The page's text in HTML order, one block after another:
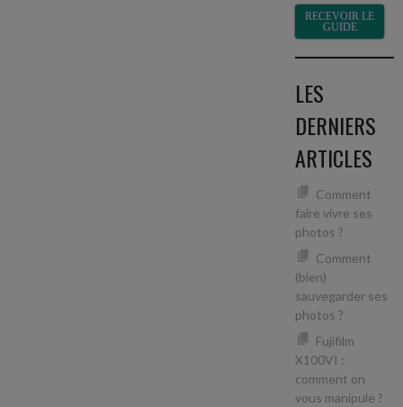
RECEVOIR LE
GUIDE
LES
DERNIERS
ARTICLES
Comment
faire vivre ses
photos ?
Comment
(bien)
sauvegarder ses
photos ?
Fujifilm
X100VI :
comment on
vous manipule ?